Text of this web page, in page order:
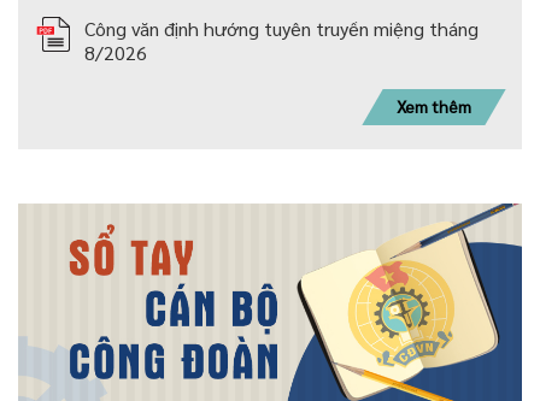
Công văn định hướng tuyên truyền miệng tháng
8/2026
Xem thêm